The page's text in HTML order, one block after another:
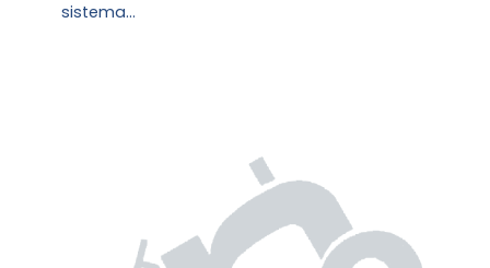
sistema…